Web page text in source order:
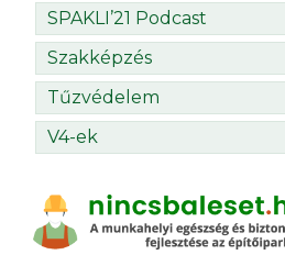
SPAKLI’21 Podcast
Szakképzés
Tűzvédelem
V4-ek